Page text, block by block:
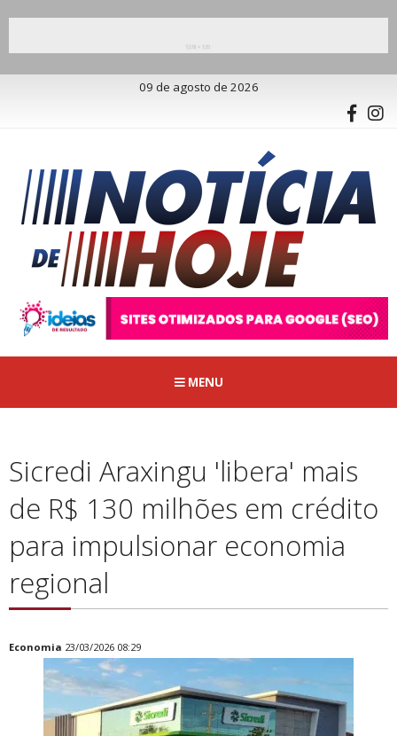
09 de agosto de 2026
MENU
Sicredi Araxingu 'libera' mais
de R$ 130 milhões em crédito
para impulsionar economia
regional
Economia 23/03/2026 08:29